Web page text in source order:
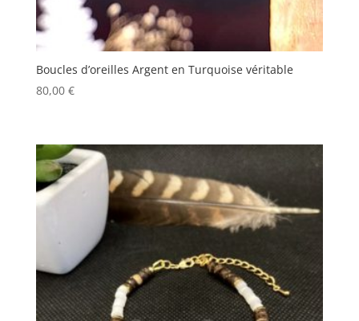
Boucles d’oreilles Argent en Turquoise véritable
80,00 €